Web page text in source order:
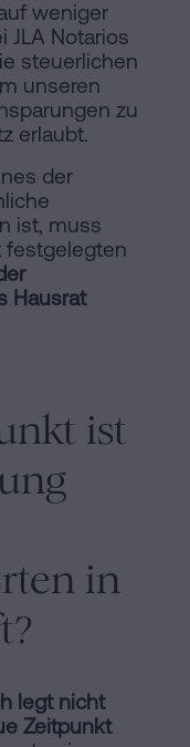
weniger
JLA Notarios
steuerlichen
unseren
zu
erlaubt.
der
ist, muss
festgelegten
Hausrat
ist
in
legt nicht
Zeitpunkt